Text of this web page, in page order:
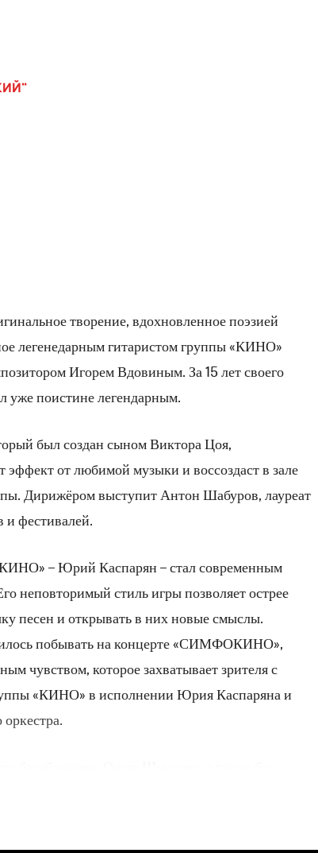
творение, вдохновленное поэзией
легенедарным гитаристом группы «КИНО»
Игорем Вдовиным. За 15 лет своего
уже поистине легендарным.
был создан сыном Виктора Цоя,
от любимой музыки и воссоздаст в зале
Дирижёром выступит Антон Шабуров, лауреат
и фестивалей.
– Юрий Каспарян – стал современным
неповторимый стиль игры позволяет острее
песен и открывать в них новые смыслы.
побывать на концерте «СИМФОКИНО»,
чувством, которое захватывает зрителя с
«КИНО» в исполнении Юрия Каспаряна и
создается невероятно мощная ритмическая